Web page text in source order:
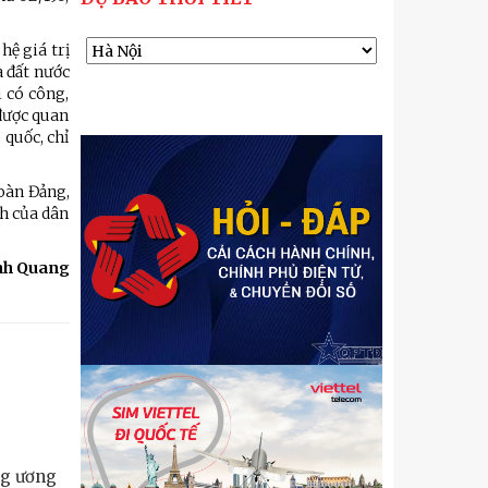
hệ giá trị
đất nước
công,
quan
chỉ
Đảng,
của dân
Quang
ương